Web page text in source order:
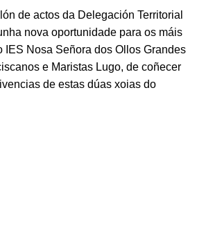
de actos da Delegación Territorial
nova oportunidade para os máis
IES Nosa Señora dos Ollos Grandes
e Maristas Lugo, de coñecer
de estas dúas xoias do